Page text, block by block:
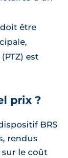
être
est
prix ?
BRS
rendus
sur le coût